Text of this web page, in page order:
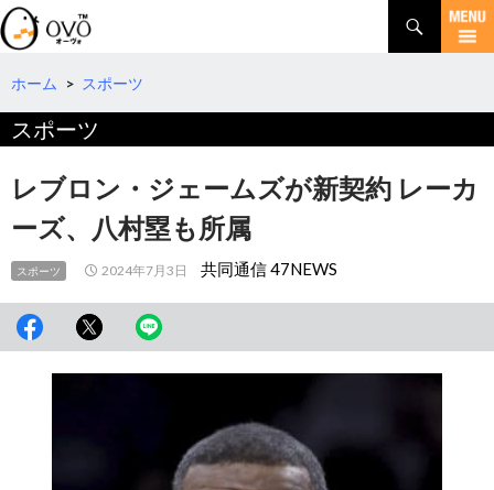
検
索
コ
テ
へ
ホーム > スポーツ
スポーツ
レブロン・ジェームズが新契約 レーカ
ーズ、八村塁も所属
スポーツ 2024年7月3日 共同通信 47NEWS